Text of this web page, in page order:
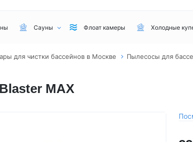
Сауны
комнаты
Флоат камеры Холодные
для чистки бассейнов в Москве Пылесосы для
MAX